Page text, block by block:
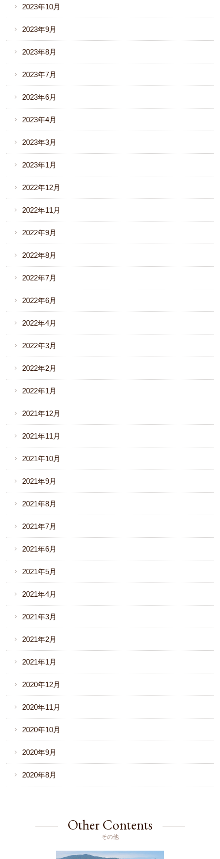
2023年10月
2023年9月
2023年8月
2023年7月
2023年6月
2023年4月
2023年3月
2023年1月
2022年12月
2022年11月
2022年9月
2022年8月
2022年7月
2022年6月
2022年4月
2022年3月
2022年2月
2022年1月
2021年12月
2021年11月
2021年10月
2021年9月
2021年8月
2021年7月
2021年6月
2021年5月
2021年4月
2021年3月
2021年2月
2021年1月
2020年12月
2020年11月
2020年10月
2020年9月
2020年8月
Other Contents
その他